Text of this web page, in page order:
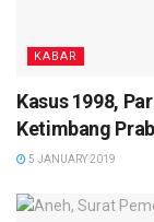
KABAR
Kasus 1998,
Ketimbang
5 JANUARY 2019